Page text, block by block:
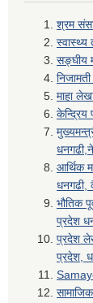
श्रम
स्वास्थ्य
सङ्घीय
माहा
केन्द्रिय
आर्थिक
धनगढी,
भौतिक
प्रदेश
प्रदेश
प्रदेश,